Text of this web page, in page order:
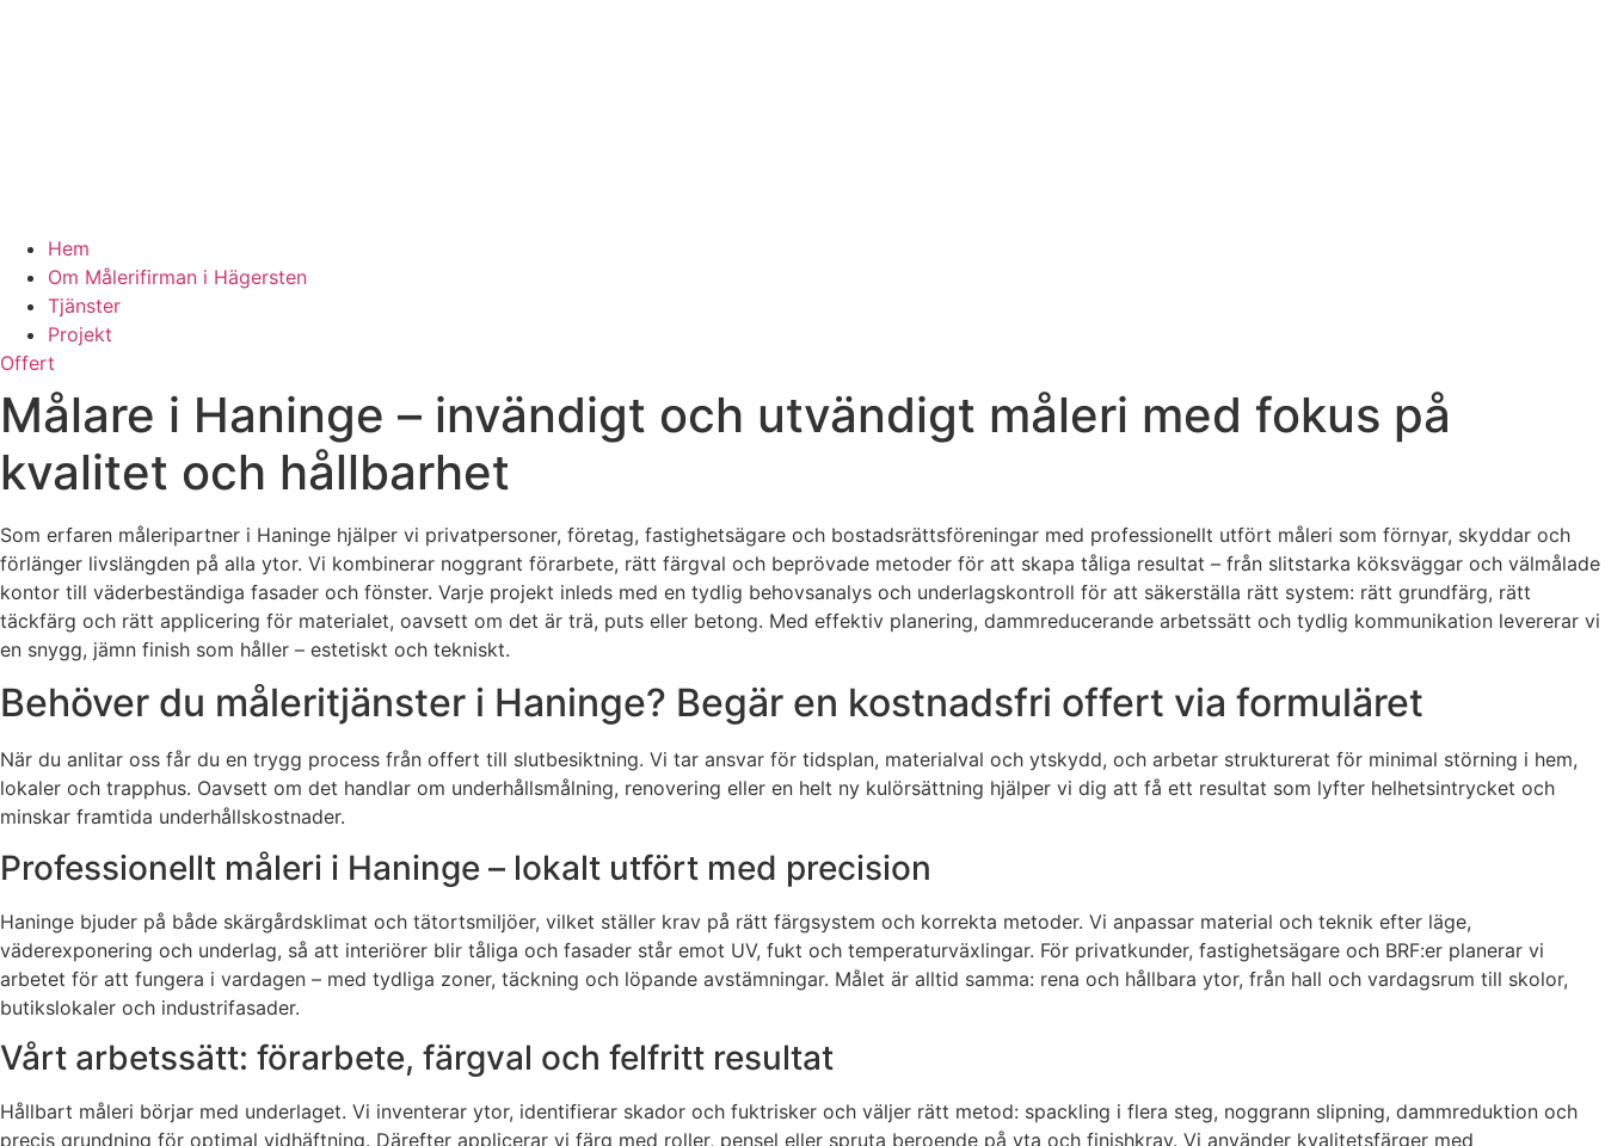
Hem
Om Målerifirman i Hägersten
Tjänster
Projekt
Offert
Målare i Haninge – invändigt och utvändigt måleri med fokus på
kvalitet och hållbarhet
Som erfaren måleripartner i Haninge hjälper vi privatpersoner, företag, fastighetsägare och bostadsrättsföreningar med professionellt utfört måleri som förnyar, skyddar och
förlänger livslängden på alla ytor. Vi kombinerar noggrant förarbete, rätt färgval och beprövade metoder för att skapa tåliga resultat – från slitstarka köksväggar och välmålade
kontor till väderbeständiga fasader och fönster. Varje projekt inleds med en tydlig behovsanalys och underlagskontroll för att säkerställa rätt system: rätt grundfärg, rätt
täckfärg och rätt applicering för materialet, oavsett om det är trä, puts eller betong. Med effektiv planering, dammreducerande arbetssätt och tydlig kommunikation levererar vi
en snygg, jämn finish som håller – estetiskt och tekniskt.
Behöver du måleritjänster i Haninge? Begär en kostnadsfri offert via formuläret
När du anlitar oss får du en trygg process från offert till slutbesiktning. Vi tar ansvar för tidsplan, materialval och ytskydd, och arbetar strukturerat för minimal störning i hem,
lokaler och trapphus. Oavsett om det handlar om underhållsmålning, renovering eller en helt ny kulörsättning hjälper vi dig att få ett resultat som lyfter helhetsintrycket och
minskar framtida underhållskostnader.
Professionellt måleri i Haninge – lokalt utfört med precision
Haninge bjuder på både skärgårdsklimat och tätortsmiljöer, vilket ställer krav på rätt färgsystem och korrekta metoder. Vi anpassar material och teknik efter läge,
väderexponering och underlag, så att interiörer blir tåliga och fasader står emot UV, fukt och temperaturväxlingar. För privatkunder, fastighetsägare och BRF:er planerar vi
arbetet för att fungera i vardagen – med tydliga zoner, täckning och löpande avstämningar. Målet är alltid samma: rena och hållbara ytor, från hall och vardagsrum till skolor,
butikslokaler och industrifasader.
Vårt arbetssätt: förarbete, färgval och felfritt resultat
Hållbart måleri börjar med underlaget. Vi inventerar ytor, identifierar skador och fuktrisker och väljer rätt metod: spackling i flera steg, noggrann slipning, dammreduktion och
precis grundning för optimal vidhäftning. Därefter applicerar vi färg med roller, pensel eller spruta beroende på yta och finishkrav. Vi använder kvalitetsfärger med